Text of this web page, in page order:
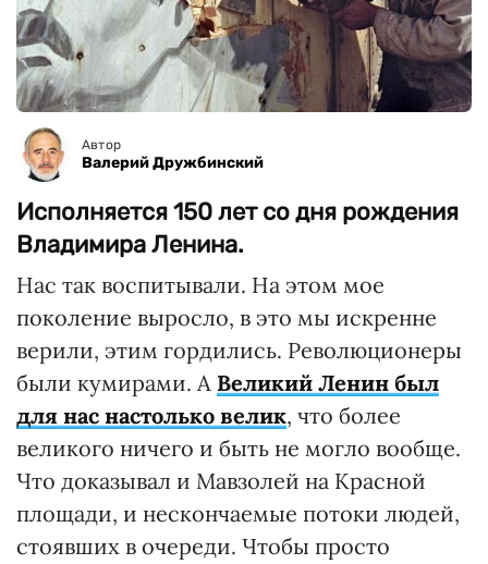
Автор
Валерий Дружбинский
Исполняется 150 лет со дня рождения
Владимира Ленина.
Нас так воспитывали. На этом мое
поколение выросло, в это мы искренне
верили, этим гордились. Революционеры
были кумирами. А Великий Ленин был
для нас настолько велик, что более
великого ничего и быть не могло вообще.
Что доказывал и Мавзолей на Красной
площади, и нескончаемые потоки людей,
стоявших в очереди. Чтобы просто